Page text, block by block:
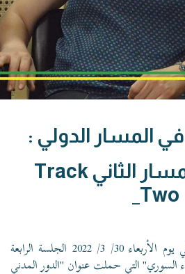
في المسار الدولي :
_ منصات المسار الثاني Track
Two_
عقدت حركة البناء الوطني في يوم الأربعاء 30/ 3/ 2022 الجلسة الرابعة
السوري" التي حملت عنوان "الدور المدني